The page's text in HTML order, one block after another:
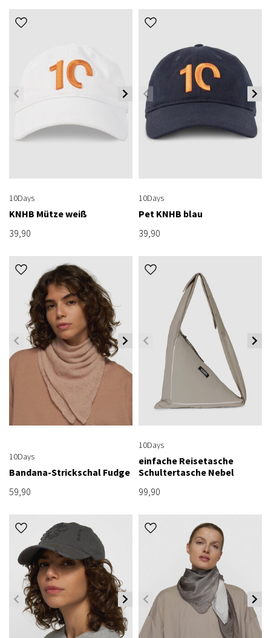
10Days
KNHB Mütze weiß
39,90
10Days
Pet KNHB blau
39,90
10Days
Bandana-Strickschal Fudge
59,90
10Days
einfache Reisetasche
Schultertasche Nebel
99,90